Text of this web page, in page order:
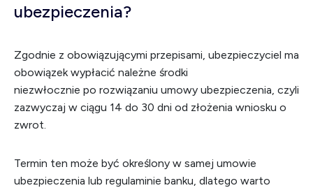
ubezpieczenia?
Zgodnie z obowiązującymi przepisami, ubezpieczyciel ma
obowiązek wypłacić należne środki
niezwłocznie po rozwiązaniu umowy ubezpieczenia, czyli
zazwyczaj w ciągu 14 do 30 dni od złożenia wniosku o
zwrot.
Termin ten może być określony w samej umowie
ubezpieczenia lub regulaminie banku, dlatego warto